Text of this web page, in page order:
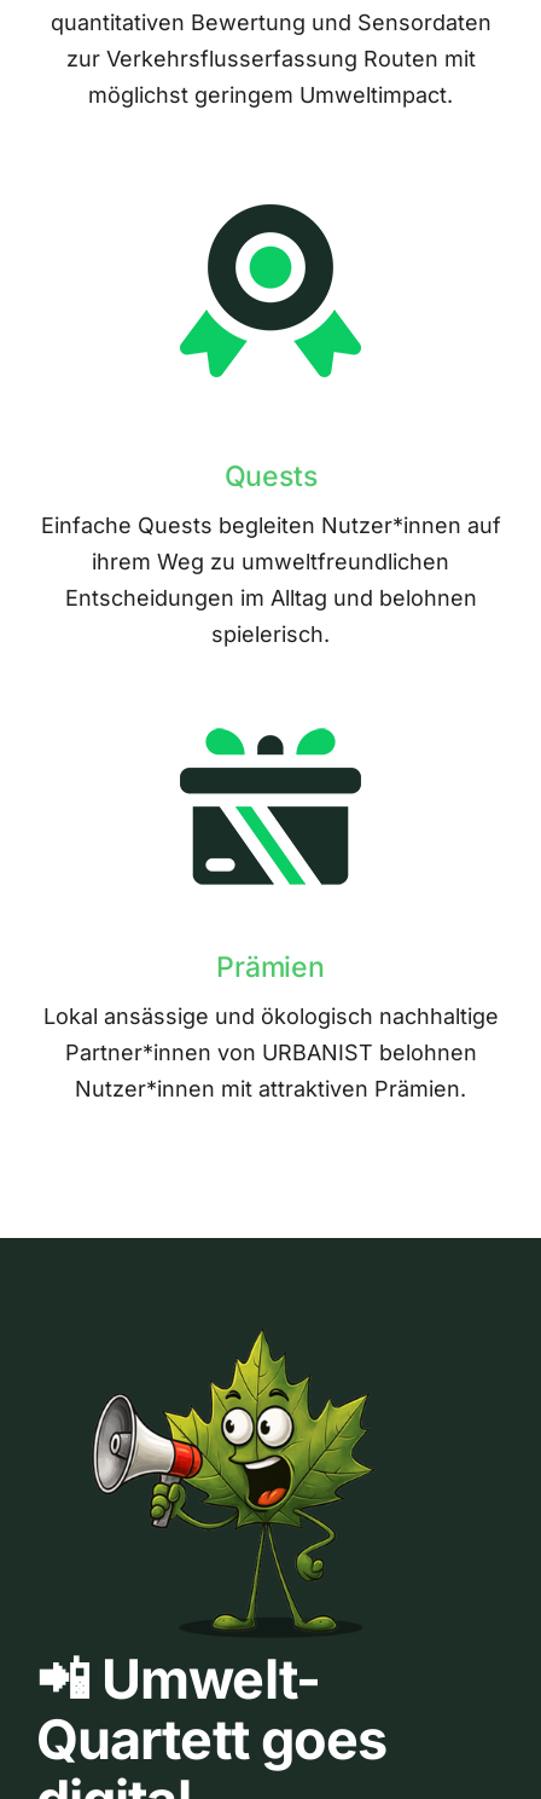
quantitativen Bewertung und Sensordaten
zur Verkehrsflusserfassung Routen mit
möglichst geringem Umweltimpact.
Quests
Einfache Quests begleiten Nutzer*innen auf
ihrem Weg zu umweltfreundlichen
Entscheidungen im Alltag und belohnen
spielerisch.
Prämien
Lokal ansässige und ökologisch nachhaltige
Partner*innen von URBANIST belohnen
Nutzer*innen mit attraktiven Prämien.
📲 Umwelt-
Quartett goes